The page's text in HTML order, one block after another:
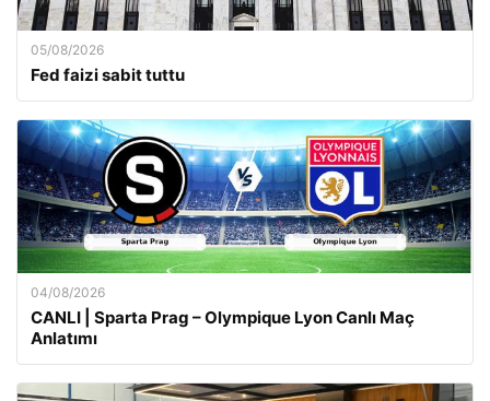
05/08/2026
Fed faizi sabit tuttu
04/08/2026
CANLI | Sparta Prag – Olympique Lyon Canlı Maç
Anlatımı